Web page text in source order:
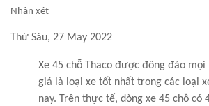
Nhận xét
Thứ Sáu, 27 May 2022
Xe 45 chỗ Thaco được đông đảo
giá là loại xe tốt nhất trong các loại
nay. Trên thực tế, dòng xe 45 chỗ có